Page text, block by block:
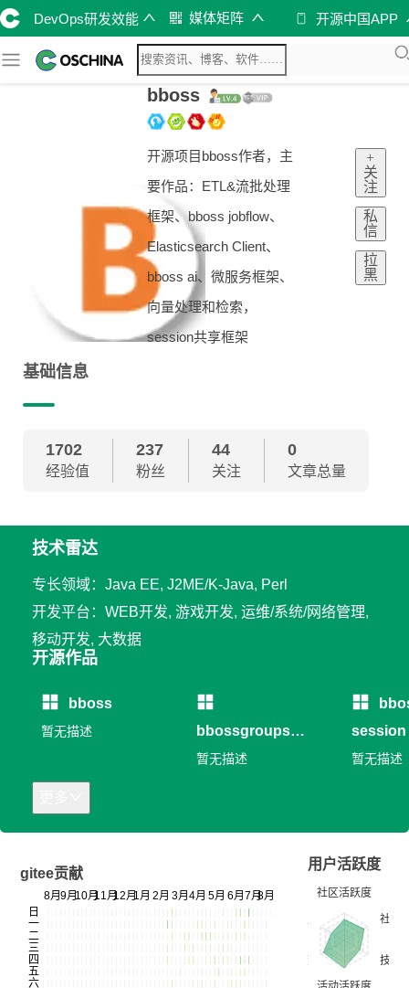
DevOps研发效能 媒体矩阵 开源中国APP
bboss
开源项目bboss作者，主
要作品：ETL&流批处理
框架、bboss jobflow、
Elasticsearch Client、
bboss ai、微服务框架、
向量处理和检索，
session共享框架
+
关
注
私
信
拉
黑
基础信息
1702
经验值
237
粉丝
44
关注
0
文章总量
技术雷达
专长领域：Java EE, J2ME/K-Java, Perl
开发平台：WEB开发, 游戏开发, 运维/系统/网络管理,
移动开发, 大数据
开源作品
bboss
暂无描述
bbossgroups
RPC
暂无描述
session
暂无描述
gitee贡献
用户活跃度